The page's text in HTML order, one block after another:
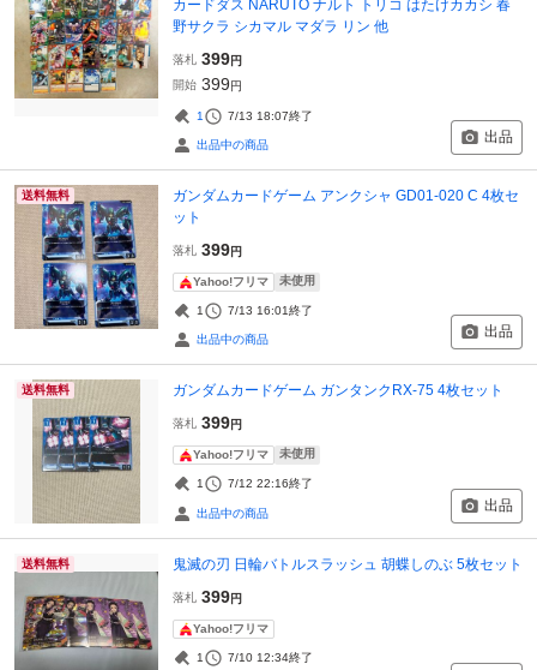
カードダス NARUTO ナルト トリコ はたけカカシ 春
野サクラ シカマル マダラ リン 他
落札 399円
開始 399円
1 7/13 18:07終了
出品中の商品 出品
送料無料
ガンダムカードゲーム アンクシャ GD01-020 C 4枚セ
ット
落札 399円
Yahoo!フリマ 未使用
1 7/13 16:01終了
出品中の商品 出品
送料無料 ガンダムカードゲーム ガンタンクRX-75 4枚セット
落札 399円
Yahoo!フリマ 未使用
1 7/12 22:16終了
出品中の商品 出品
送料無料 鬼滅の刃 日輪バトルスラッシュ 胡蝶しのぶ 5枚セット
落札 399円
Yahoo!フリマ
1 7/10 12:34終了